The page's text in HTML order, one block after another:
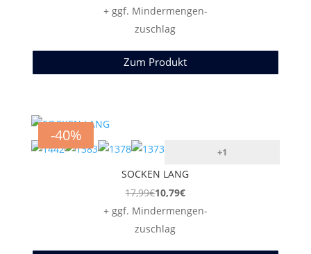
+ ggf. Mindermengen-
zuschlag
Zum Produkt
-40%
+1
SOCKEN LANG
17,99€10,79€
+ ggf. Mindermengen-
zuschlag